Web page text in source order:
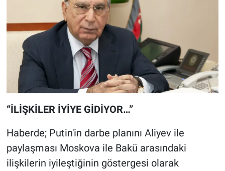
“İLİŞKİLER İYİYE GİDİYOR…”
Haberde; Putin'in darbe planını Aliyev ile
paylaşması Moskova ile Bakü arasındaki
ilişkilerin iyileştiğinin göstergesi olarak